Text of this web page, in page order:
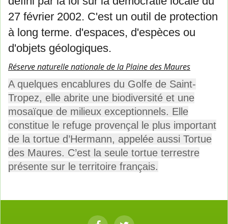
27 février 2002. C'est un outil de protection
à long terme. d'espaces, d'espèces ou
d'objets géologiques.
Réserve naturelle nationale de la Plaine des Maures
A quelques encablures du Golfe de Saint-
Tropez, elle abrite une biodiversité et une
mosaïque de milieux exceptionnels. Elle
constitue le refuge provençal le plus important
de la tortue d’Hermann, appelée aussi Tortue
des Maures. C’est la seule tortue terrestre
présente sur le territoire français.